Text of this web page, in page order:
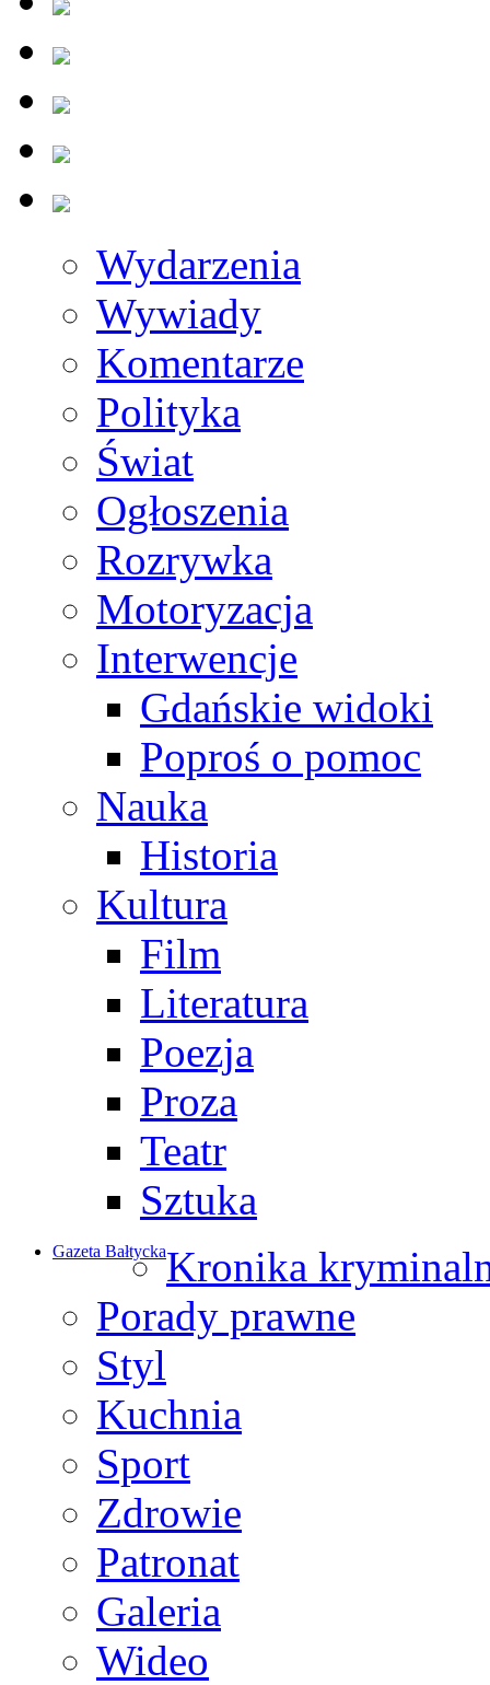
Wydarzenia
Wywiady
Komentarze
Polityka
Świat
Ogłoszenia
Rozrywka
Motoryzacja
Interwencje
Gdańskie widoki
Poproś o pomoc
Nauka
Historia
Kultura
Film
Literatura
Poezja
Proza
Teatr
Sztuka
Gazeta BałtyckaKronika
Porady prawne
Styl
Kuchnia
Sport
Zdrowie
Patronat
Galeria
Wideo